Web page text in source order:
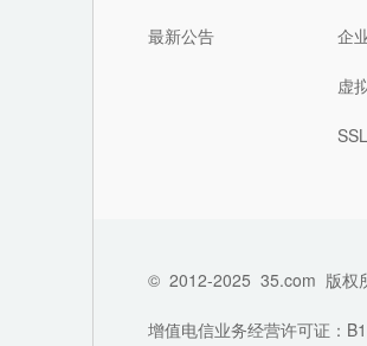
最新公告 企
虚
© 2012-2025 35.com 版权
增值电信业务经营许可证：